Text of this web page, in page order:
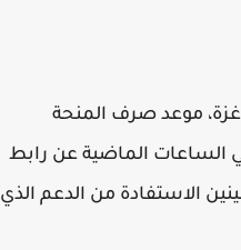
غزة، موعد صرف المنحة
زادت ايضا عمليات البحث في الساعات الماضية عن رابط
الأفراد الفلسطينين الاستفادة من الدعم الذي